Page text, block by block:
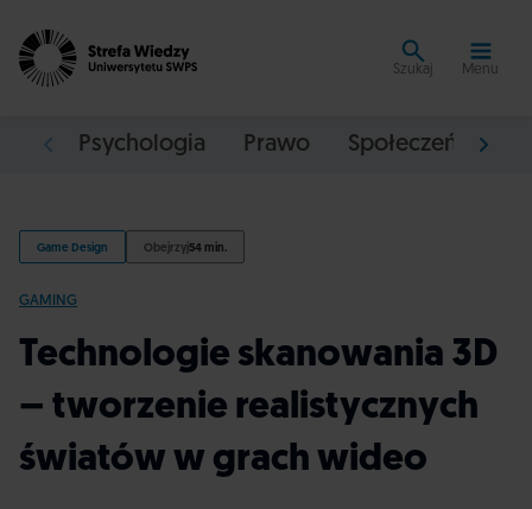
Szukaj Menu
Psychologia Prawo Społeczeństwo
Game Design Obejrzyj54 min.
GAMING
Technologie skanowania 3D
– tworzenie realistycznych
światów w grach wideo